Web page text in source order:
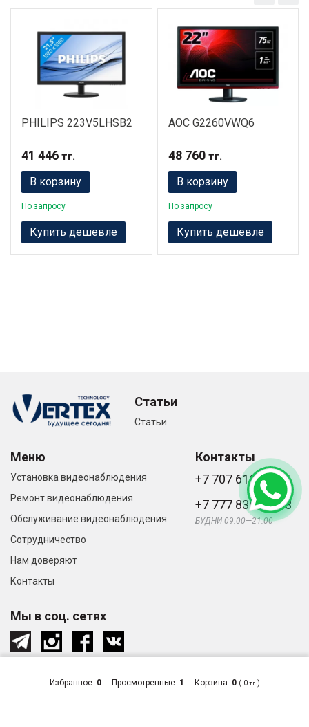
Избранное: 0 Просмотренные: 1 Корзина: 0 ( 0тг)
PHILIPS 223V5LHSB2
41 446 тг.
В корзину
По запросу
Купить дешевле
AOC G2260VWQ6
48 760тг.
В корзину
По запросу
Купить дешевле
Статьи
Статьи
Меню
Установка видеонаблюдения
Ремонт видеонаблюдения
Обслуживание видеонаблюдения
Сотрудничество
Нам доверяют
Контакты
Контакты
+7 707 616-61-66
+7 777 836-66-33
БУДНИ 09:00—21:00
Мы в соц. сетях